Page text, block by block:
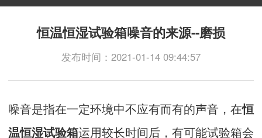
恒温恒湿试验箱噪音的来源--磨损
发布时间：2021-01-14 09:44:57
噪音是指在一定环境中不应有而有的声音，在恒
温恒湿试验箱运用较长时间后，有可能试验箱会